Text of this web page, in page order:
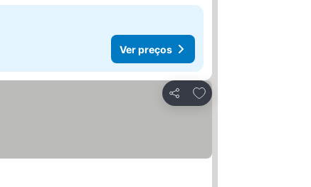
Ver preços
Partilhar
Adicionar aos favoritos